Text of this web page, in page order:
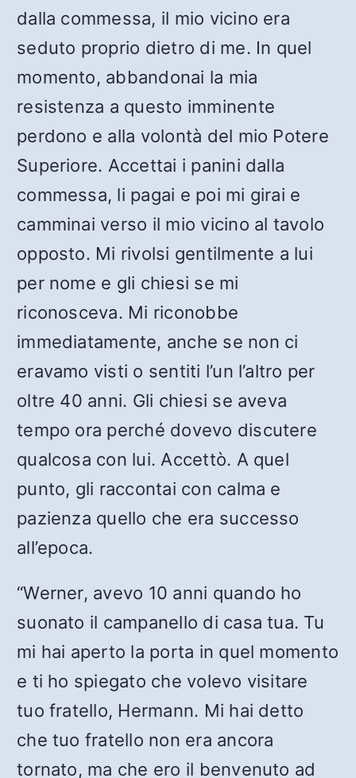
dalla commessa, il mio vicino era
seduto proprio dietro di me. In quel
momento, abbandonai la mia
resistenza a questo imminente
perdono e alla volontà del mio Potere
Superiore. Accettai i panini dalla
commessa, li pagai e poi mi girai e
camminai verso il mio vicino al tavolo
opposto. Mi rivolsi gentilmente a lui
per nome e gli chiesi se mi
riconosceva. Mi riconobbe
immediatamente, anche se non ci
eravamo visti o sentiti l’un l’altro per
oltre 40 anni. Gli chiesi se aveva
tempo ora perché dovevo discutere
qualcosa con lui. Accettò. A quel
punto, gli raccontai con calma e
pazienza quello che era successo
all’epoca.
“Werner, avevo 10 anni quando ho
suonato il campanello di casa tua. Tu
mi hai aperto la porta in quel momento
e ti ho spiegato che volevo visitare
tuo fratello, Hermann. Mi hai detto
che tuo fratello non era ancora
tornato, ma che ero il benvenuto ad